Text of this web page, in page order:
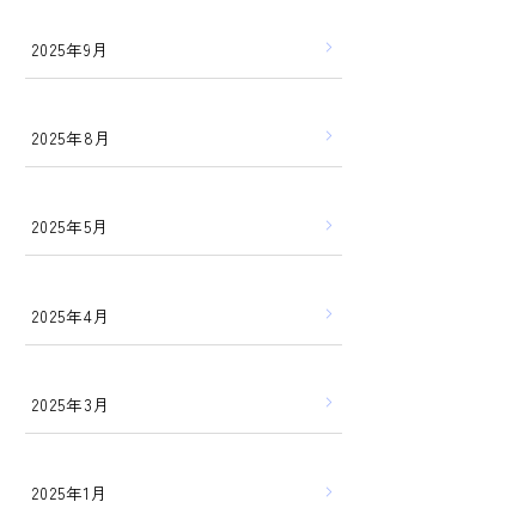
2025年9月
2025年8月
2025年5月
2025年4月
2025年3月
2025年1月